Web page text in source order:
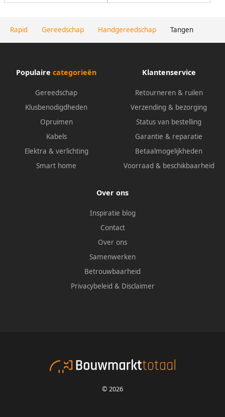
Rapid Gereedschap Handgereedschap Tangen
Populaire categorieën
Gereedschap
Klusbenodigdheden
Opruimen
Kabels
Elektra & verlichting
Smart home
Klantenservice
Retourneren & ruilen
Verzending & bezorging
Status van bestelling
Garantie & reparatie
Betaalmogelijkheden
Voorraad & beschikbaarheid
Over ons
Inspiratie blog
Contact
Over ons
Samenwerken
Betrouwbaarheid
Privacybeleid & Disclaimer
© 2026